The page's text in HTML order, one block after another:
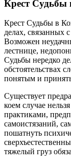
Крест Судьбы
Крест Судьбы в
делах, связанных
Возможен
лестнице,
Судьбы нередко
обстоятельствах
понятым и
Существует
коем случае
практиками,
самоистязаний,
пошатнуть
тяжелый груз